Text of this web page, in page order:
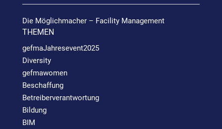
Die Möglichmacher – Facility Management
THEMEN
gefmaJahresevent2025
Diversity
gefmawomen
Beschaffung
Betreiberverantwortung
Bildung
BIM